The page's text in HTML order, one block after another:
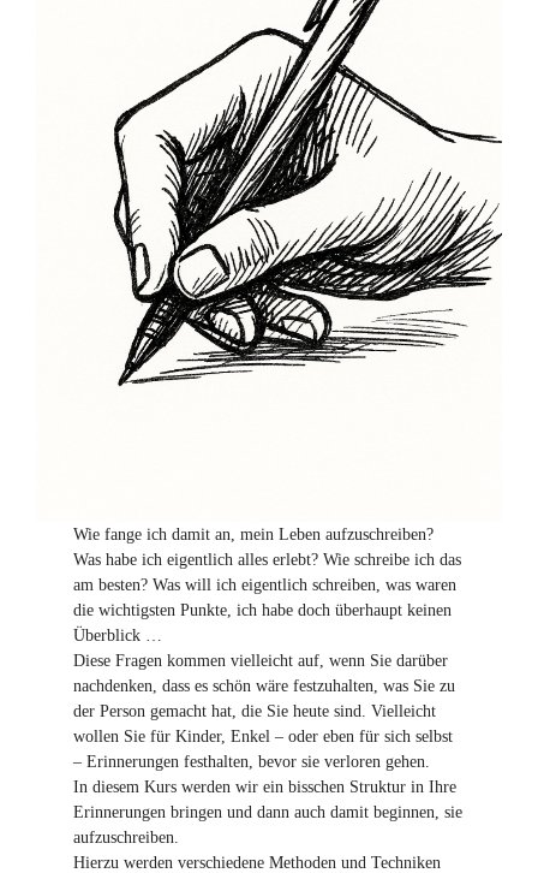
Wie fange ich damit an, mein Leben aufzuschreiben?
Was habe ich eigentlich alles erlebt? Wie schreibe ich das
am besten? Was will ich eigentlich schreiben, was waren
die wichtigsten Punkte, ich habe doch überhaupt keinen
Überblick …
Diese Fragen kommen vielleicht auf, wenn Sie darüber
nachdenken, dass es schön wäre festzuhalten, was Sie zu
der Person gemacht hat, die Sie heute sind. Vielleicht
wollen Sie für Kinder, Enkel – oder eben für sich selbst
– Erinnerungen festhalten, bevor sie verloren gehen.
In diesem Kurs werden wir ein bisschen Struktur in Ihre
Erinnerungen bringen und dann auch damit beginnen, sie
aufzuschreiben.
Hierzu werden verschiedene Methoden und Techniken